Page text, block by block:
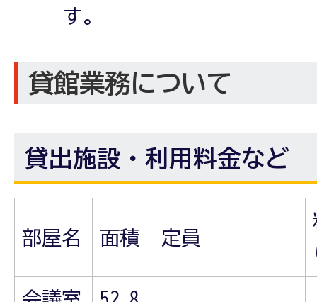
す。
貸館業務について
貸出施設・利用料金など
部屋名 面積 定員